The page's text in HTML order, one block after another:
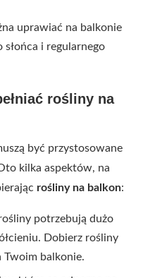
uprawiać na balkonie
i regularnego
rośliny na
być przystosowane
kilka aspektów, na
rośliny na balkon:
potrzebują dużo
Dobierz rośliny
balkonie.